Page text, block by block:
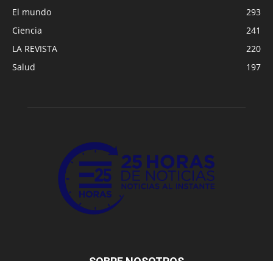
El mundo
293
Ciencia
241
LA REVISTA
220
Salud
197